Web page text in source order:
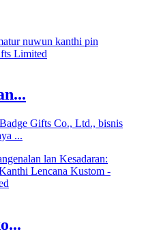
Gifts Co., Ltd., bisnis
...